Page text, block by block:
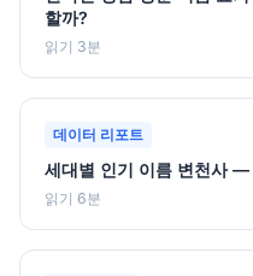
할까?
읽기 3분
데이터 리포트
세대별 인기 이름 변천사
읽기 6분